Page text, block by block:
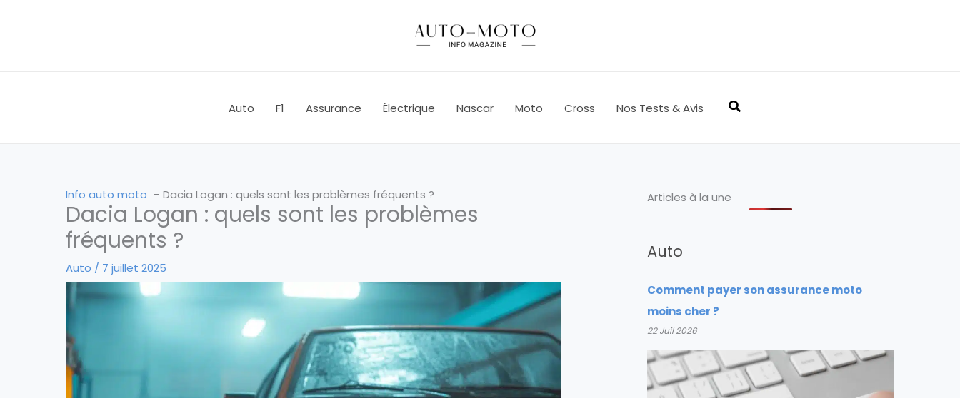
Auto F1 Assurance Électrique Nascar Moto Cross Nos Tests & Avis Rechercher
Info auto moto Dacia Logan : quels sont les problèmes fréquents ?
Dacia Logan : quels sont les problèmes
fréquents ?
Auto / 7 juillet 2025
Articles à la une
Auto
Comment payer son assurance moto
moins cher ?
22 Juil 2026